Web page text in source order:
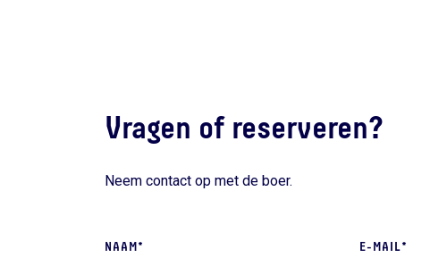
Vragen of reserveren?
Neem contact op met de boer.
NAAM* E-MAIL*